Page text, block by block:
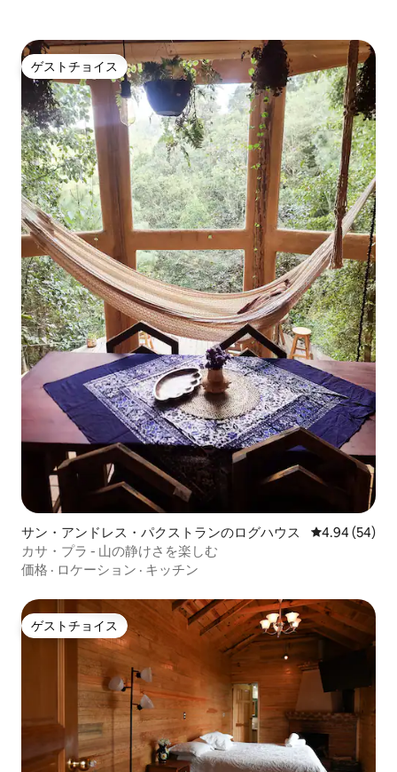
ゲストチョイス
ゲストチョイス
サン・アンドレス・パクストランのログハウス レビュー54
4.94 (54)
カサ・プラ - 山の静けさを楽しむ
価格 · ロケーション · キッチン
ゲストチョイス
ゲストチョイス